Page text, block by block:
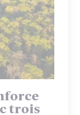
trois